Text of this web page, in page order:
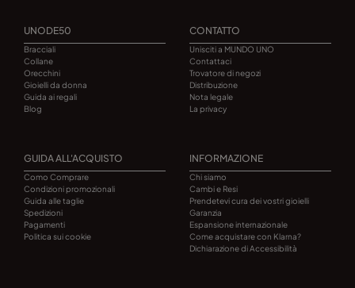
UNODE50
Bracciali
Collane
Orecchini
Gioielli da donna
Guida ai regali
Blog
CONTATTO
Unisciti a MUNDO UNO
Contattaci
Trovatore di negozi
Distribuzione
Nota legale
La privacy
GUIDA ALL'ACQUISTO
Como Comprare
Condizioni promozionali
Guida alle taglie
Spedizioni
Pagamenti
Politica sui cookie
INFORMAZIONE
Chi siamo
Cambi e Resi
Prendetevi cura dei vostri gioielli
Garanzia
Espansione internazionale
Come acquistare con Klarna?
Dichiarazione di Accessibilità